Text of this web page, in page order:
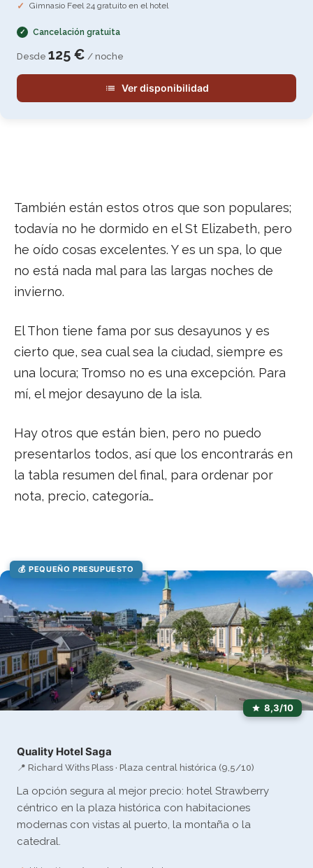
Gimnasio Feel 24 gratuito en el hotel
Cancelación gratuita
Desde 125 € / noche
Ver disponibilidad
También están estos otros que son populares;
todavía no he dormido en el St Elizabeth, pero
he oído cosas excelentes. Y es un spa, lo que
no está nada mal para las largas noches de
invierno.
El Thon tiene fama por sus desayunos y es
cierto que, sea cual sea la ciudad, siempre es
una locura; Tromso no es una excepción. Para
mí, el mejor desayuno de la isla.
Hay otros que están bien, pero no puedo
presentarlos todos, así que los encontrarás en
la tabla resumen del final, para ordenar por
nota, precio, categoría…
💰 PEQUEÑO PRESUPUESTO
8,3/10
Quality Hotel Saga
📍 Richard Withs Plass · Plaza central histórica (9,5/10)
La opción segura al mejor precio: hotel Strawberry
céntrico en la plaza histórica con habitaciones
modernas con vistas al puerto, la montaña o la
catedral.